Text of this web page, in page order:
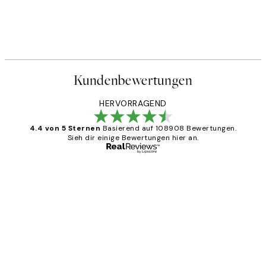
Kundenbewertungen
HERVORRAGEND
4.4 von 5 Sternen Basierend auf 108908 Bewertungen.
Sieh dir einige Bewertungen hier an.